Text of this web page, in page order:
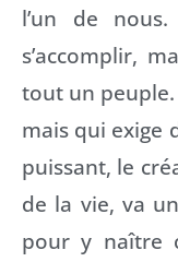
l’un de
s’accomplir,
tout un
mais qui exige
puissant, le
de la vie, va
pour y naître